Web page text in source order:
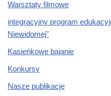
Warsztaty filmowe
integracyjny program
Niewidomej"
Kasieńkowe bajanie
Konkursy
Nasze publikacje